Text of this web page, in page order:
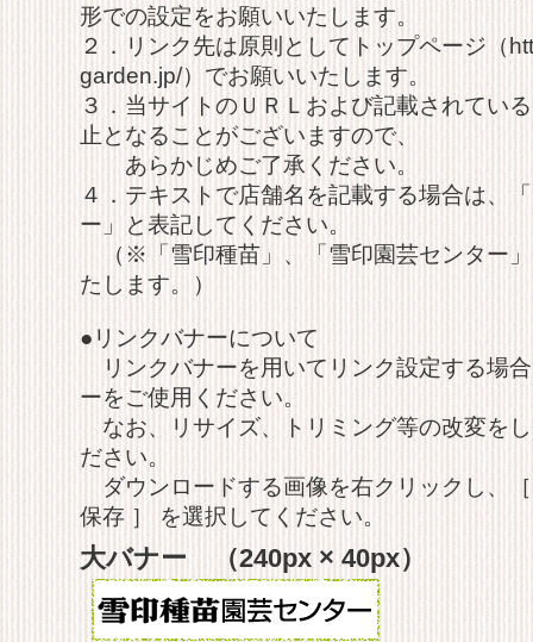
形での設定をお願いいたします。
２．リンク先は原則としてトップページ（
garden.jp/）でお願いいたします。
３．当サイトのＵＲＬおよび記載されてい
止となることがございますので、
あらかじめご了承ください。
４．テキストで店舗名を記載する場合は、
ー」と表記してください。
（※「雪印種苗」、「雪印園芸センター
たします。）
●リンクバナーについて
リンクバナーを用いてリンク設定する場
ーをご使用ください。
なお、リサイズ、トリミング等の改変を
ださい。
ダウンロードする画像を右クリックし、
保存 ］ を選択してください。
大バナー （240px × 40px）